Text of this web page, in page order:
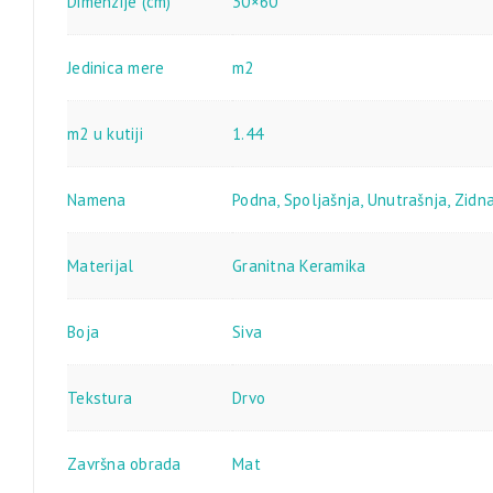
Jedinica mere m2
m2 u kutiji 1.44
Namena Podna, Spoljašnja, Unutrašnja,
Materijal Granitna Keramika
Boja Siva
Tekstura Drvo
Završna obrada Mat